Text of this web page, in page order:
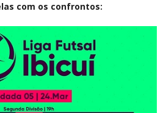
com os confrontos: